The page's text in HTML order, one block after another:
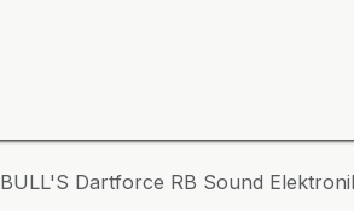
BULL'S Dartforce RB Sound